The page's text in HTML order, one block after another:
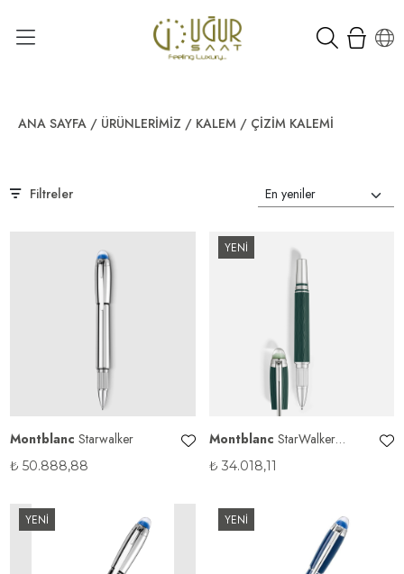
ANA SAYFA / ÜRÜNLERIMIZ / KALEM / ÇIZIM KALEMI
Filtreler
Montblanc Starwalker
₺ 50.888,88
YENİ
Montblanc
PolarGreen Precious Resin
₺ 34.018,11
YENİ YENİ